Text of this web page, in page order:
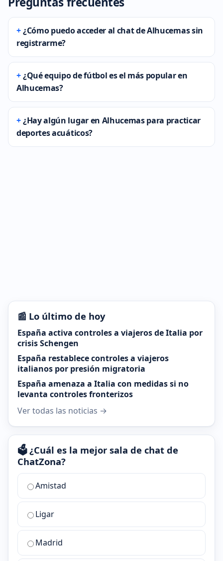
¿Cómo puedo acceder al chat de Alhucemas sin
registrarme?
¿Qué equipo de fútbol es el más popular en
Alhucemas?
¿Hay algún lugar en Alhucemas para practicar
deportes acuáticos?
📰 Lo último de hoy
España activa controles a viajeros de Italia por
crisis Schengen
España restablece controles a viajeros
italianos por presión migratoria
España amenaza a Italia con medidas si no
levanta controles fronterizos
Ver todas las noticias →
🗳️ ¿Cuál es la mejor sala de chat de
ChatZona?
¿Cuál
la
mejor
sala
chat
Amistad
Ligar
Madrid